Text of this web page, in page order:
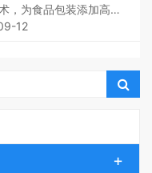
，为食品包装添加高清
码，实现全程追溯与防
12
+